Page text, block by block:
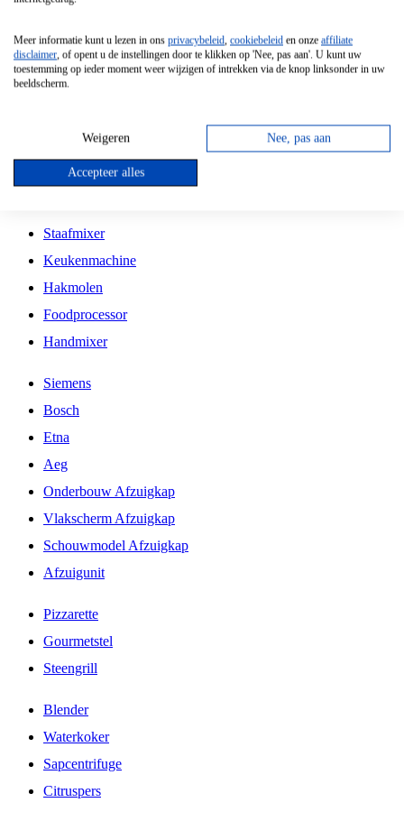
Vrijstaande Magnetron
Vrijstaande Kookplaat
Inbouw Gaskookplaat
Inbouw Keramische Kookplaat
Kookplaat Accessoires
Staafmixer
Keukenmachine
Hakmolen
Foodprocessor
Handmixer
Siemens
Bosch
Etna
Aeg
Onderbouw Afzuigkap
Vlakscherm Afzuigkap
Schouwmodel Afzuigkap
Afzuigunit
Pizzarette
Gourmetstel
Steengrill
Blender
Waterkoker
Sapcentrifuge
Citruspers
Meer informatie kunt u lezen in ons privacybeleid, cookiebeleid en onze affiliate
disclaimer, of opent u de instellingen door te klikken op 'Nee, pas aan'. U kunt uw
toestemming op ieder moment weer wijzigen of intrekken via de knop linksonder in uw
beeldscherm.
Weigeren Nee, pas aan
Accepteer alles